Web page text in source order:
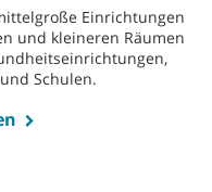
Einrichtungen
und kleineren Räumen
Schulen.